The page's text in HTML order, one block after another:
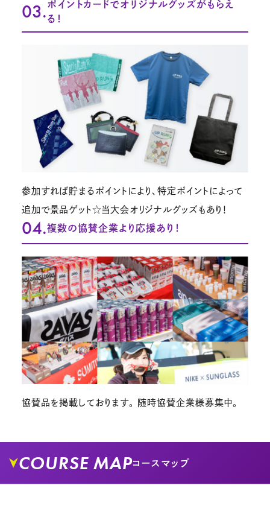
03.ポイントカードでオリジナルグッズがもらえ
る！
参加すれば貯まるポイントにより、特定ポイントによって
追加で景品ゲット☆当大会オリジナルグッズもあり！
04.複数の協賛企業より応援あり！
協賛品を掲載しております。 随時協賛企業様募集中。
COURSE MAPコースマップ